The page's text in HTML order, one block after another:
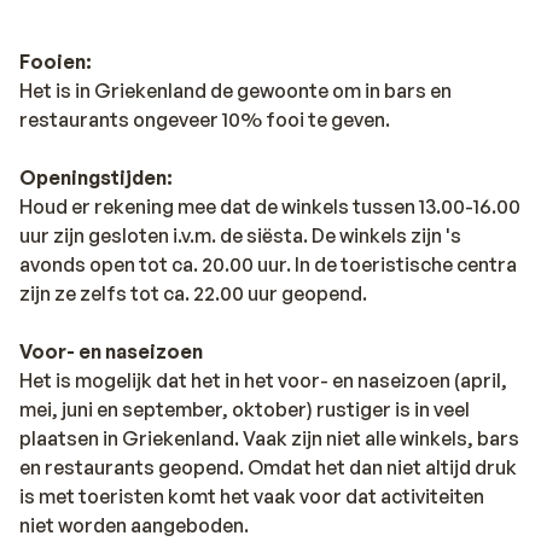
Fooien:
Het is in Griekenland de gewoonte om in bars en
restaurants ongeveer 10% fooi te geven.
Openingstijden:
Houd er rekening mee dat de winkels tussen 13.00-16.00
uur zijn gesloten i.v.m. de siësta. De winkels zijn 's
avonds open tot ca. 20.00 uur. In de toeristische centra
zijn ze zelfs tot ca. 22.00 uur geopend.
Voor- en naseizoen
Het is mogelijk dat het in het voor- en naseizoen (april,
mei, juni en september, oktober) rustiger is in veel
plaatsen in Griekenland. Vaak zijn niet alle winkels, bars
en restaurants geopend. Omdat het dan niet altijd druk
is met toeristen komt het vaak voor dat activiteiten
niet worden aangeboden.